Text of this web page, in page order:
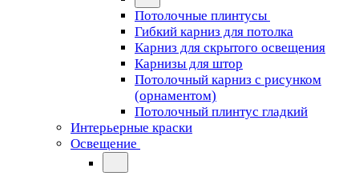
Потолочные плинтусы
Гибкий карниз для потолка
Карниз для скрытого освещения
Карнизы для штор
Потолочный карниз с рисунком
(орнаментом)
Потолочный плинтус гладкий
Интерьерные краски
Освещение